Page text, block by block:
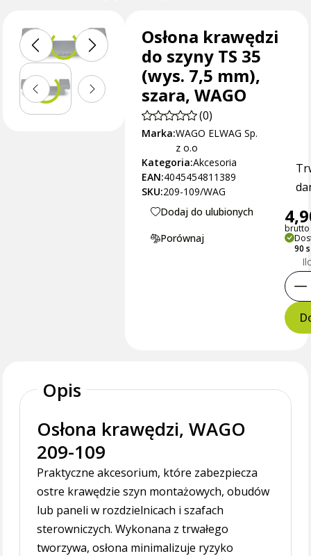
Osłona krawędzi
do szyny TS 35
(wys. 7,5 mm),
szara, WAGO
(0)
Marka:WAGO ELWAG Sp.
z o.o
Kategoria:Akcesoria
EAN:4045454811389
SKU:209-109/WAG
Dodaj do ulubionych
Porównaj
brutto
90
Opis
Osłona krawędzi, WAGO
209-109
Praktyczne akcesorium, które zabezpiecza
ostre krawędzie szyn montażowych, obudów
lub paneli w rozdzielnicach i szafach
sterowniczych. Wykonana z trwałego
tworzywa, osłona minimalizuje ryzyko